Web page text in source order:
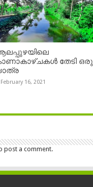
തേടി ഒരു
February 16, 2021
post a comment.